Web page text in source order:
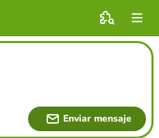
Enviar mensaje